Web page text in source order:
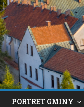
PORTRET GMINY